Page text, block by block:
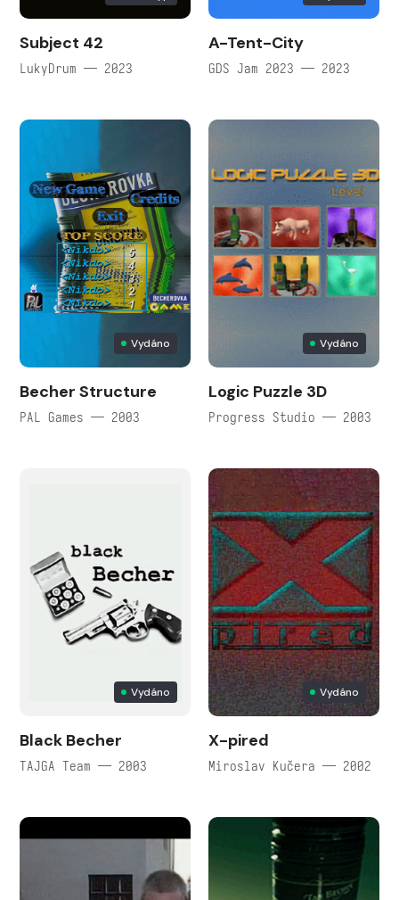
Subject 42
LukyDrum — 2023
A-Tent-City
GDS Jam 2023 — 2023
Vydáno
Becher Structure
PAL Games — 2003
Vydáno
Logic Puzzle 3D
Progress Studio — 2003
Vydáno
Black Becher
TAJGA Team — 2003
Vydáno
X-pired
Miroslav Kučera — 2002